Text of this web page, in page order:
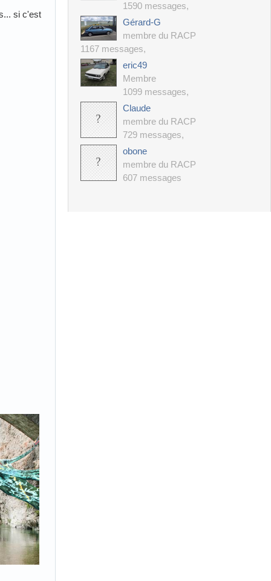
si c'est
1590 messages,
Gérard-G
membre du RACP
1167 messages,
eric49
Membre
1099 messages,
Claude
membre du RACP
729 messages,
obone
membre du RACP
607 messages